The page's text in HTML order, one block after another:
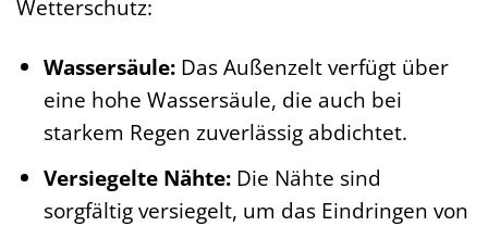
Wetterschutz:
Wassersäule:Das Außenzelt verfügt über
eine hohe Wassersäule, die auch bei
starkem Regen zuverlässig abdichtet.
Versiegelte Nähte:Die Nähte sind
sorgfältig versiegelt, um das Eindringen von